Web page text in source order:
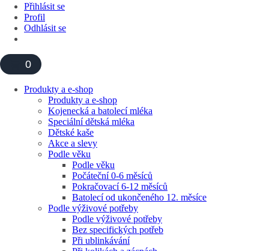
Přihlásit se
Profil
Odhlásit se
0
Produkty a e-shop
Produkty a e-shop
Kojenecká a batolecí mléka
Speciální dětská mléka
Dětské kaše
Akce a slevy
Podle věku
Podle věku
Počáteční 0-6 měsíců
Pokračovací 6-12 měsíců
Batolecí od ukončeného 12. měsíce
Podle výživové potřeby
Podle výživové potřeby
Bez specifických potřeb
Při ublinkávání